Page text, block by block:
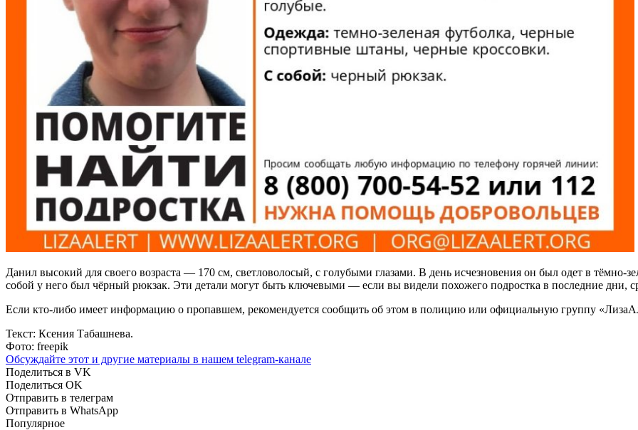
Данил высокий для своего возраста — 170 см, светловолосый, с голубыми глазами. В день исчезновения он был одет в
собой у него был чёрный рюкзак. Эти детали могут быть ключевыми — если вы видели похожего подростка в последние дни,
Если кто-либо имеет информацию о пропавшем, рекомендуется сообщить об этом в полицию или официальную группу
Текст: Ксения Табашнева.
Фото: freepik
Обсуждайте этот и другие материалы в нашем telegram-канале
Поделиться в VK
Поделиться OK
Отправить в телеграм
Отправить в WhatsApp
Популярное